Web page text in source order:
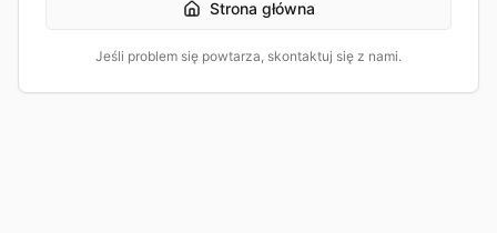
Strona główna
Jeśli problem się powtarza, skontaktuj się z nami.